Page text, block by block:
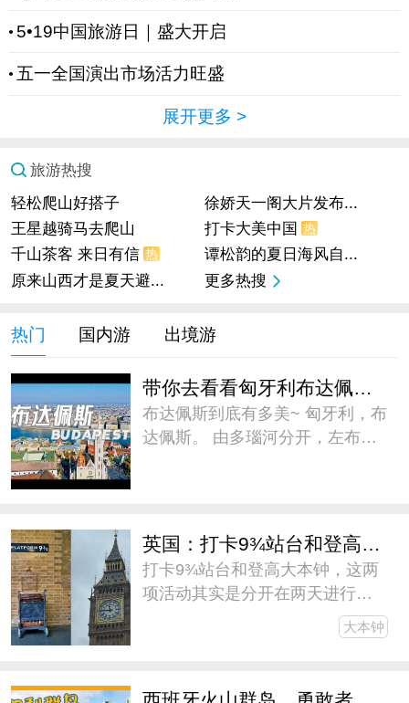
5•19中国旅游日｜盛大开启
五一全国演出市场活力旺盛
展开更多 >
旅游热搜
轻松爬山好搭子
王星越骑马去爬山
千山茶客 来日有信 热
原来山西才是夏天避...
徐娇天一阁大片发布...
打卡大美中国 热
谭松韵的夏日海风自...
更多热搜
热门 国内游 出境游
布达佩斯到底有多美~ 匈牙利，布
达佩斯。 由多瑙河分开，左布达
带着微博去旅行##五一旅游日记#
英国：打卡9¾站台和登高大本钟
打卡9¾站台和登高大本钟，这两
项活动其实是分开在两天进行
的，为了缩减游记篇幅，我干脆
放一篇里写了。伦敦作为此次欧
但还是见缝插针地安排了一些V这
大本钟